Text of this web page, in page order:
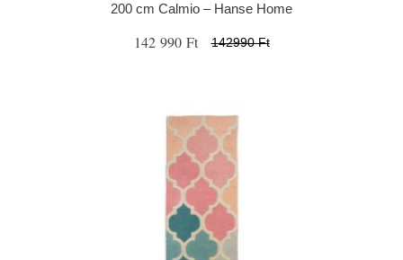
200 cm Calmio – Hanse Home
142 990 Ft 142990 Ft